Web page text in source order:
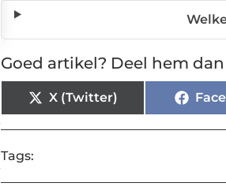
Goed artikel? Deel hem
X (Twitter)
Tags: